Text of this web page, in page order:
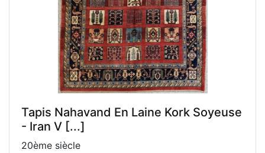
Tapis Nahavand En Laine Kork Soyeuse
- Iran V [...]
20ème siècle